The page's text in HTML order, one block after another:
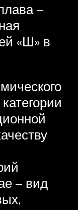
–
«Ш» в
– вид